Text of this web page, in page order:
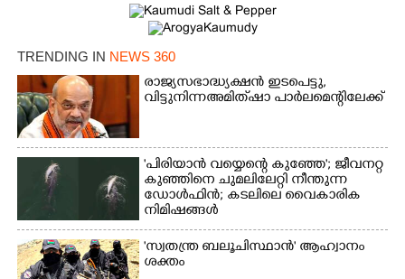
TRENDING IN NEWS 360
രാജ്യസഭാദ്ധ്യക്ഷൻ ഇടപെട്ടു,
വിട്ടുനിന്ന അമിത് ഷാ പാർലമെന്റിലേക്ക്
'പിരിയാൻ വയ്യെന്റെ കുഞ്ഞേ'; ജീവനറ്റ
കുഞ്ഞിനെ ചുമലിലേറ്റി നീന്തുന്ന
ഡോൾഫിൻ; കടലിലെ വൈകാരിക
നിമിഷങ്ങൾ
'സ്വതന്ത്ര ബലൂചിസ്ഥാൻ' ആഹ്വാനം
ശക്തം